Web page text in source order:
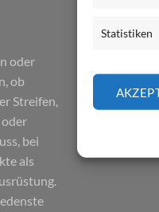
Statistiken
oder
ob
Streifen,
bei
als
Vertrag